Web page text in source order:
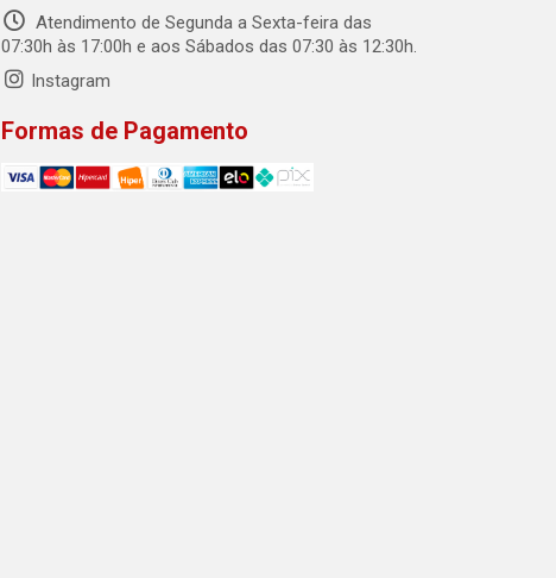
Atendimento de Segunda a Sexta-feira das
07:30h às 17:00h e aos Sábados das 07:30 às 12:30h.
Instagram
Formas de Pagamento